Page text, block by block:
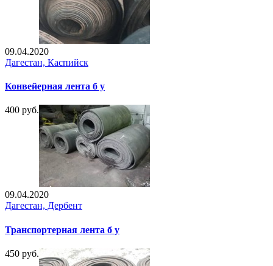
09.04.2020
Дагестан, Каспийск
Конвейерная лента б у
400 руб.
09.04.2020
Дагестан, Дербент
Транспортерная лента б у
450 руб.